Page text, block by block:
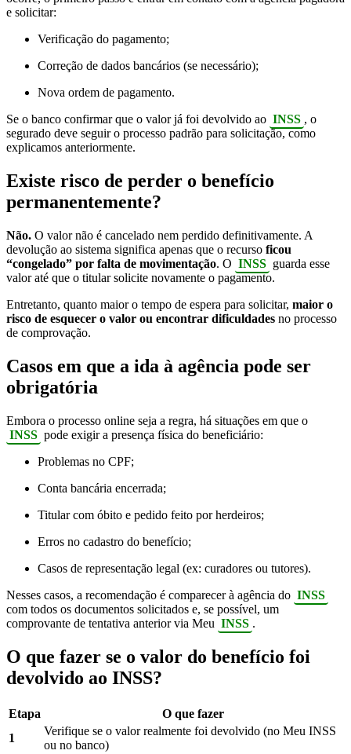
e solicitar:
Verificação do pagamento;
Correção de dados bancários (se necessário);
Nova ordem de pagamento.
Se o banco confirmar que o valor já foi devolvido ao INSS , o
segurado deve seguir o processo padrão para solicitação, como
explicamos anteriormente.
Existe risco de perder o benefício
permanentemente?
Não. O valor não é cancelado nem perdido definitivamente. A
devolução ao sistema significa apenas que o recurso ficou
“congelado” por falta de movimentação. O INSS guarda esse
valor até que o titular solicite novamente o pagamento.
Entretanto, quanto maior o tempo de espera para solicitar, maior o
risco de esquecer o valor ou encontrar dificuldades no processo
de comprovação.
Casos em que a ida à agência pode ser
obrigatória
Embora o processo online seja a regra, há situações em que o
INSS pode exigir a presença física do beneficiário:
Problemas no CPF;
Conta bancária encerrada;
Titular com óbito e pedido feito por herdeiros;
Erros no cadastro do benefício;
Casos de representação legal (ex: curadores ou tutores).
Nesses casos, a recomendação é comparecer à agência do INSS
com todos os documentos solicitados e, se possível, um
comprovante de tentativa anterior via Meu INSS .
O que fazer se o valor do benefício foi
devolvido ao INSS?
Etapa
O que fazer
1
Verifique se o valor realmente foi devolvido (no Meu INSS
ou no banco)